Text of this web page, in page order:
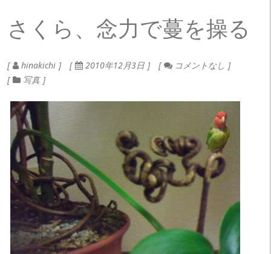
さくら、念力で蔓を操る
hinakichi 2010年12月3日
コメントなし
写真